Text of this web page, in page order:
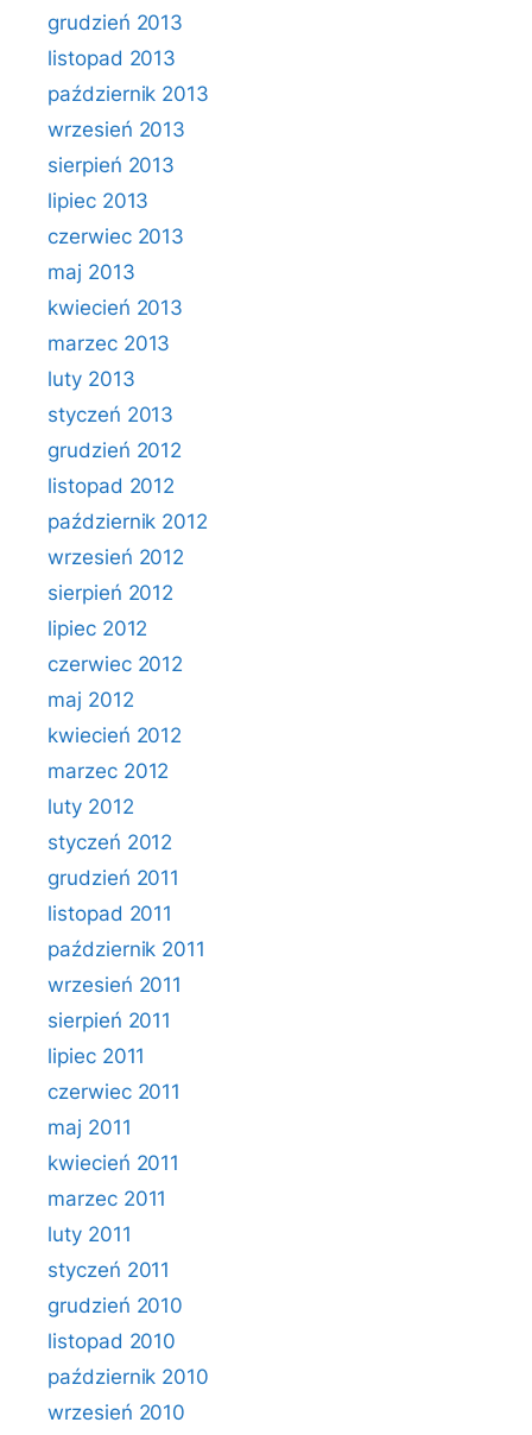
grudzień 2013
listopad 2013
październik 2013
wrzesień 2013
sierpień 2013
lipiec 2013
czerwiec 2013
maj 2013
kwiecień 2013
marzec 2013
luty 2013
styczeń 2013
grudzień 2012
listopad 2012
październik 2012
wrzesień 2012
sierpień 2012
lipiec 2012
czerwiec 2012
maj 2012
kwiecień 2012
marzec 2012
luty 2012
styczeń 2012
grudzień 2011
listopad 2011
październik 2011
wrzesień 2011
sierpień 2011
lipiec 2011
czerwiec 2011
maj 2011
kwiecień 2011
marzec 2011
luty 2011
styczeń 2011
grudzień 2010
listopad 2010
październik 2010
wrzesień 2010